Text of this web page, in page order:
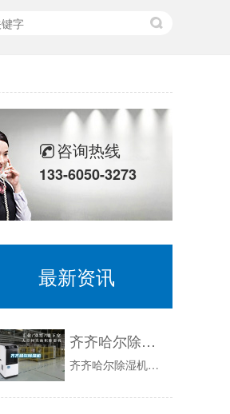
咨询热线
133-6050-3273
最新资讯
齐齐哈尔除湿机
齐齐哈尔除湿机◆家用除湿机◆齐齐哈尔工业除湿机◆加湿器性能优越质量保证【奥湿除湿机构造及除湿原理】：除湿机由压缩机。热交换器。风扇。盛水器。...